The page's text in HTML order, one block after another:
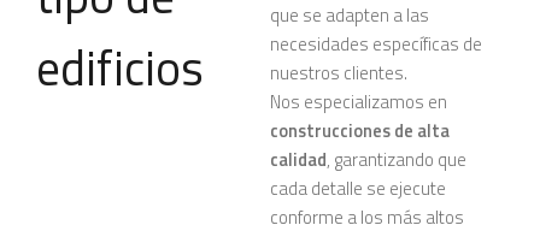
edificios
que se adapten a las
necesidades específicas de
nuestros clientes.
Nos especializamos en
construcciones de alta
calidad, garantizando que
cada detalle se ejecute
conforme a los más altos